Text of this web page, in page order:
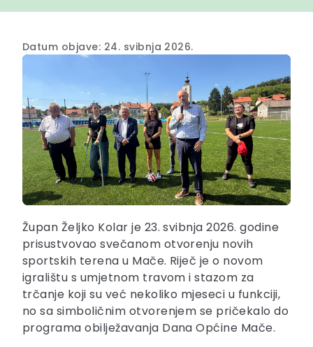
Datum objave: 24. svibnja 2026.
Župan Željko Kolar je 23. svibnja 2026. godine
prisustvovao svečanom otvorenju novih
sportskih terena u Mače. Riječ je o novom
igralištu s umjetnom travom i stazom za
trčanje koji su već nekoliko mjeseci u funkciji,
no sa simboličnim otvorenjem se pričekalo do
programa obilježavanja Dana Općine Mače.